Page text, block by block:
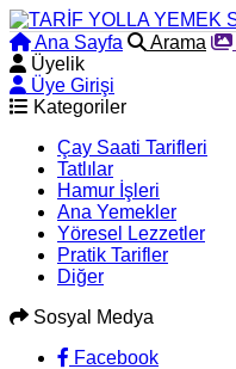
Ana Sayfa Arama
Üyelik
Üye Girişi
Kategoriler
Çay Saati Tarifleri
Tatlılar
Hamur İşleri
Ana Yemekler
Yöresel Lezzetler
Pratik Tarifler
Diğer
Sosyal Medya
Facebook